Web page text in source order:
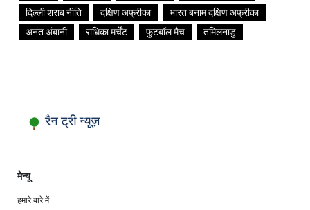
दिल्ली शराब नीति
दक्षिण अफ्रीका
भारत बनाम दक्षिण अफ्रीका
अनंत अंबानी
राधिका मर्चेंट फुटबॉल मैच तमिलनाडु
मेन्यू
हमारे बारे में